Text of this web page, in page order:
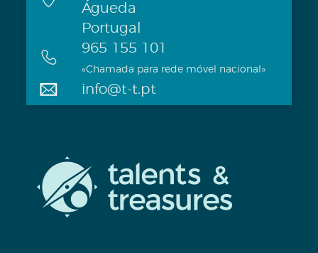
Águeda
Portugal
965 155 101
«Chamada para rede móvel nacional»
info@t-t.pt